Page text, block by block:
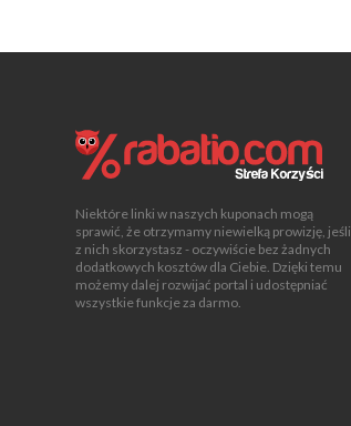
Niektóre linki w naszych kuponach mogą
sprawić, że otrzymamy niewielką prowizję, jeśli
z nich skorzystasz - oczywiście bez żadnych
dodatkowych kosztów dla Ciebie. Dzięki temu
możemy dalej rozwijać portal i udostępniać
wszystkie funkcje za darmo.